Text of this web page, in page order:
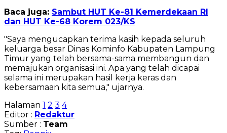
Baca juga: Sambut HUT Ke-81 Kemerdekaan RI
dan HUT Ke-68 Korem 023/KS
"Saya mengucapkan terima kasih kepada seluruh
keluarga besar Dinas Kominfo Kabupaten Lampung
Timur yang telah bersama-sama membangun dan
memajukan organisasi ini. Apa yang telah dicapai
selama ini merupakan hasil kerja keras dan
kebersamaan kita semua," ujarnya.
Halaman 1 2 3 4
Editor : Redaktur
Sumber : Team